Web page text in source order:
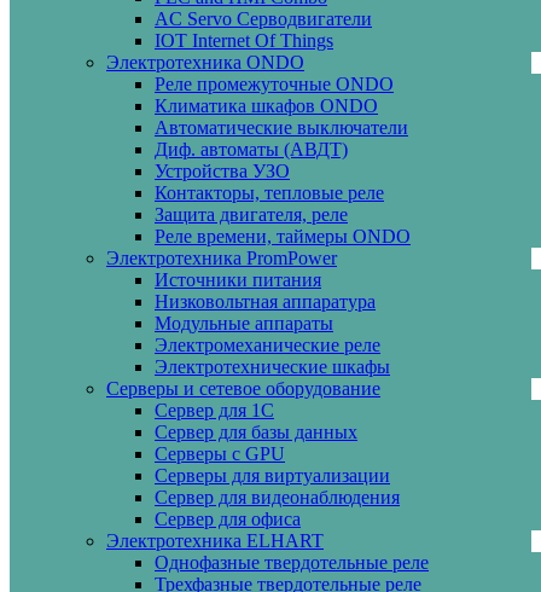
AC Servo Серводвигатели
IOT Internet Of Things
Электротехника ONDO
Реле промежуточные ONDO
Климатика шкафов ONDO
Автоматические выключатели
Диф. автоматы (АВДТ)
Устройства УЗО
Контакторы, тепловые реле
Защита двигателя, реле
Реле времени, таймеры ONDO
Электротехника PromPower
Источники питания
Низковольтная аппаратура
Модульные аппараты
Электромеханические реле
Электротехнические шкафы
Серверы и сетевое оборудование
Сервер для 1С
Сервер для базы данных
Серверы с GPU
Серверы для виртуализации
Сервер для видеонаблюдения
Сервер для офиса
Электротехника ELHART
Однофазные твердотельные реле
Трехфазные твердотельные реле